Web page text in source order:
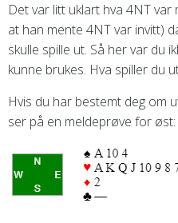
Det var litt uklart hva 4NT
at han mente 4NT var invitt)
skulle spille ut. Så her var du
kunne brukes. Hva spiller du
Hvis du har bestemt deg om
ser på en meldeprøve for øst: